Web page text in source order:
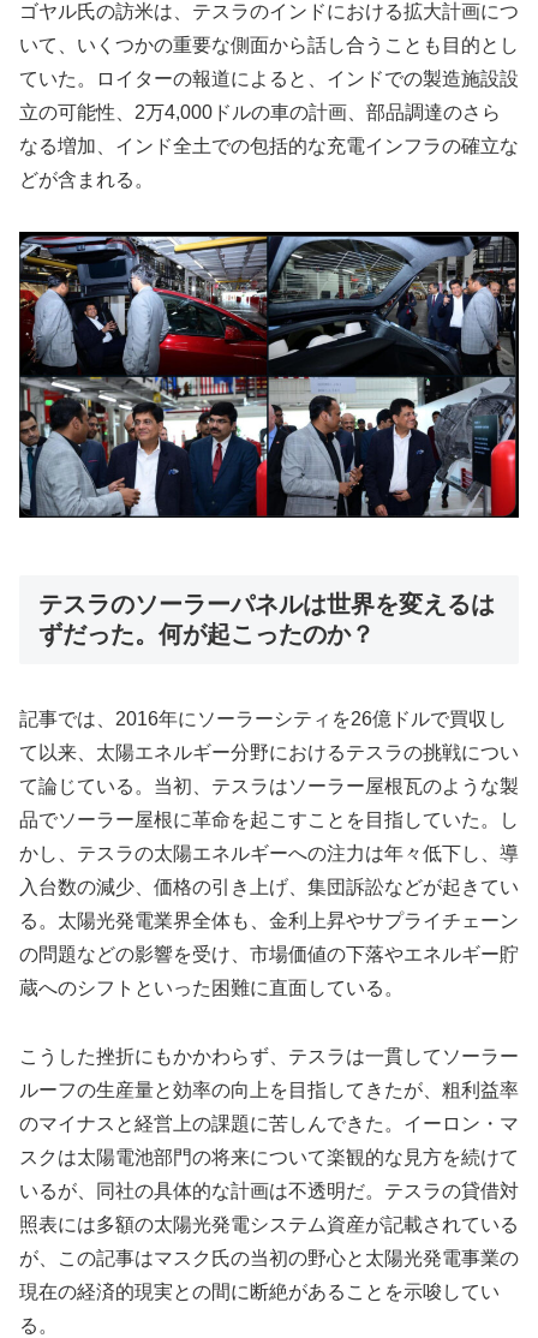
ゴヤル氏の訪米は、テスラのインドにおける拡大計画につ
いて、いくつかの重要な側面から話し合うことも目的とし
ていた。ロイターの報道によると、インドでの製造施設設
立の可能性、2万4,000ドルの車の計画、部品調達のさら
なる増加、インド全土での包括的な充電インフラの確立な
どが含まれる。
テスラのソーラーパネルは世界を変えるは
ずだった。何が起こったのか？
記事では、2016年にソーラーシティを26億ドルで買収し
て以来、太陽エネルギー分野におけるテスラの挑戦につい
て論じている。当初、テスラはソーラー屋根瓦のような製
品でソーラー屋根に革命を起こすことを目指していた。し
かし、テスラの太陽エネルギーへの注力は年々低下し、導
入台数の減少、価格の引き上げ、集団訴訟などが起きてい
る。太陽光発電業界全体も、金利上昇やサプライチェーン
の問題などの影響を受け、市場価値の下落やエネルギー貯
蔵へのシフトといった困難に直面している。
こうした挫折にもかかわらず、テスラは一貫してソーラー
ルーフの生産量と効率の向上を目指してきたが、粗利益率
のマイナスと経営上の課題に苦しんできた。イーロン・マ
スクは太陽電池部門の将来について楽観的な見方を続けて
いるが、同社の具体的な計画は不透明だ。テスラの貸借対
照表には多額の太陽光発電システム資産が記載されている
が、この記事はマスク氏の当初の野心と太陽光発電事業の
現在の経済的現実との間に断絶があることを示唆してい
る。